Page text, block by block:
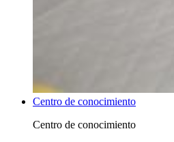
Centro de conocimiento
Centro de conocimiento